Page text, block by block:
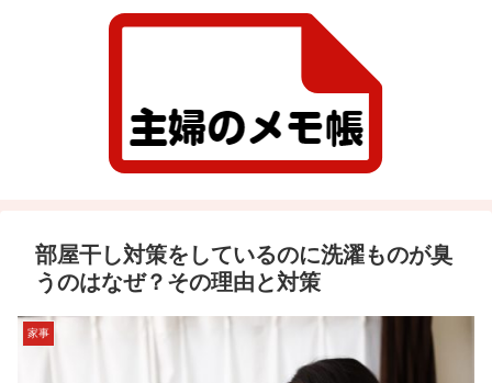
部屋干し対策をしているのに洗濯ものが臭
うのはなぜ？その理由と対策
家事